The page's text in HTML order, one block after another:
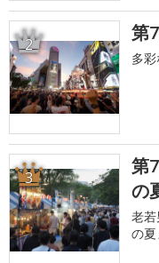
2 第
多
3
第
の
老
の夏